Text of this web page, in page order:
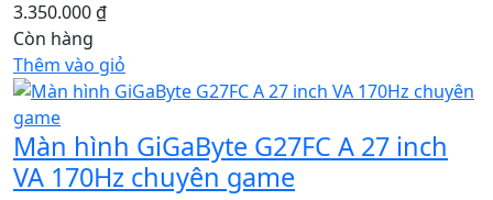
3.350.000₫
Còn hàng
Thêm vào giỏ
Màn hình GiGaByte G27FC A 27 inch
VA 170Hz chuyên game